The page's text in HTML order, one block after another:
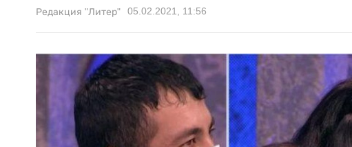
Редакция "Литер" 05.02.2021, 11:56